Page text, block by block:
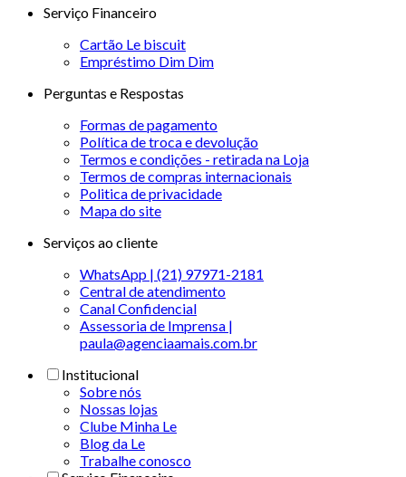
Serviço Financeiro
Cartão Le biscuit
Empréstimo Dim Dim
Perguntas e Respostas
Formas de pagamento
Política de troca e devolução
Termos e condições - retirada na Loja
Termos de compras internacionais
Politica de privacidade
Mapa do site
Serviços ao cliente
WhatsApp | (21) 97971-2181
Central de atendimento
Canal Confidencial
Assessoria de Imprensa |
paula@agenciaamais.com.br
Institucional
Sobre nós
Nossas lojas
Clube Minha Le
Blog da Le
Trabalhe conosco